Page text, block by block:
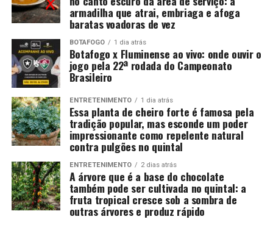
armadilha que atrai, embriaga e afoga
baratas voadoras de vez
BOTAFOGO 1 dia atrás
Botafogo x Fluminense ao vivo: onde ouvir o
jogo pela 22ª rodada do Campeonato
Brasileiro
ENTRETENIMENTO 1 dia atrás
Essa planta de cheiro forte é famosa pela
tradição popular, mas esconde um poder
impressionante como repelente natural
contra pulgões no quintal
ENTRETENIMENTO 2 dias atrás
A árvore que é a base do chocolate
também pode ser cultivada no quintal: a
fruta tropical cresce sob a sombra de
outras árvores e produz rápido